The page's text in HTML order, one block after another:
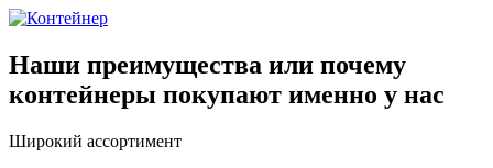
Наши преимущества или почему
контейнеры покупают именно у нас
Широкий ассортимент